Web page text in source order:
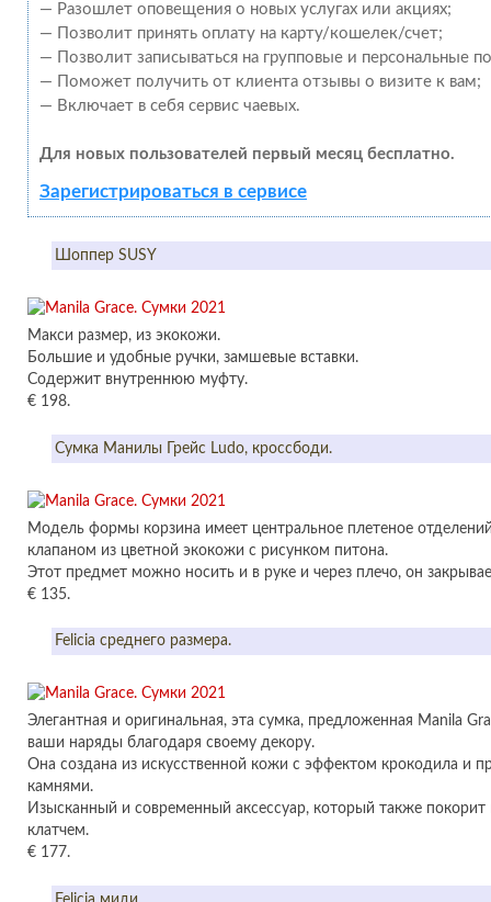
— Разошлет оповещения о новых услугах или акциях;
— Позволит принять оплату на карту/кошелек/счет;
— Позволит записываться на групповые и персональные
— Поможет получить от клиента отзывы о визите к вам;
— Включает в себя сервис чаевых.
Для новых пользователей первый месяц бесплатно.
Зарегистрироваться в сервисе
Шоппер SUSY
Макси размер, из экокожи.
Большие и удобные ручки, замшевые вставки.
Содержит внутреннюю муфту.
€ 198.
Сумка Манилы Грейс Ludo, кроссбоди.
Модель формы корзина имеет центральное плетеное
клапаном из цветной экокожи с рисунком питона.
Этот предмет можно носить и в руке и через плечо, он
€ 135.
Felicia среднего размера.
Элегантная и оригинальная, эта сумка, предложенная Manila
ваши наряды благодаря своему декору.
Она создана из искусственной кожи с эффектом крокодила и
камнями.
Изысканный и современный аксессуар, который также
клатчем.
€ 177.